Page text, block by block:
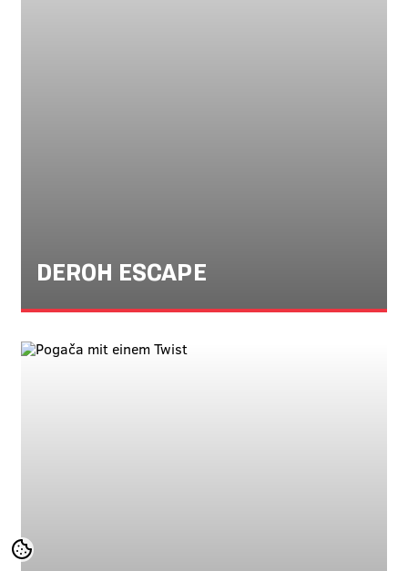
DEROH ESCAPE